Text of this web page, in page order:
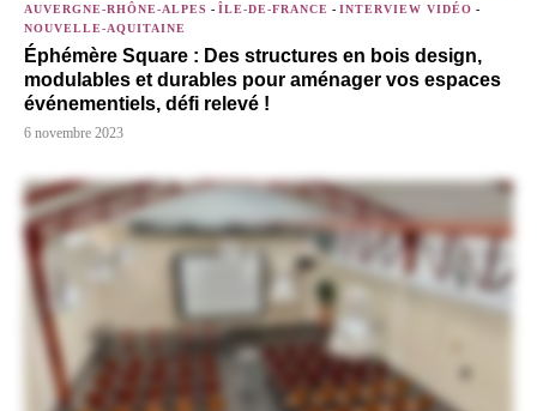
AUVERGNE-RHÔNE-ALPES - ÎLE-DE-FRANCE - INTERVIEW VIDÉO -
NOUVELLE-AQUITAINE
Éphémère Square : Des structures en bois design,
modulables et durables pour aménager vos espaces
événementiels, défi relevé !
6 novembre 2023